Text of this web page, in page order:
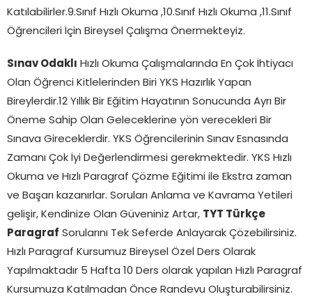
Katılabilirler.9.Sınıf Hızlı Okuma ,10.Sınıf Hızlı Okuma ,11.Sınıf
Öğrencileri İçin Bireysel Çalışma Önermekteyiz.
Sınav Odaklı
Hızlı Okuma Çalışmalarında En Çok İhtiyacı
Olan Öğrenci Kitlelerinden Biri YKS Hazırlık Yapan
Bireylerdir.12 Yıllık Bir Eğitim Hayatının Sonucunda Ayrı Bir
Öneme Sahip Olan Geleceklerine yön verecekleri Bir
Sınava Gireceklerdir. YKS Öğrencilerinin Sınav Esnasında
Zamanı Çok İyi Değerlendirmesi gerekmektedir. YKS Hızlı
Okuma ve Hızlı Paragraf Çözme Eğitimi ile Ekstra zaman
ve Başarı kazanırlar. Soruları Anlama ve Kavrama Yetileri
gelişir, Kendinize Olan Güveniniz Artar, TYT Türkçe
Paragraf Sorularını Tek Seferde Anlayarak Çözebilirsiniz.
Hızlı Paragraf Kursumuz Bireysel Özel Ders Olarak
Yapılmaktadır 5 Hafta 10 Ders olarak yapılan Hızlı Paragraf
Kursumuza Katılmadan Önce Randevu Oluşturabilirsiniz.